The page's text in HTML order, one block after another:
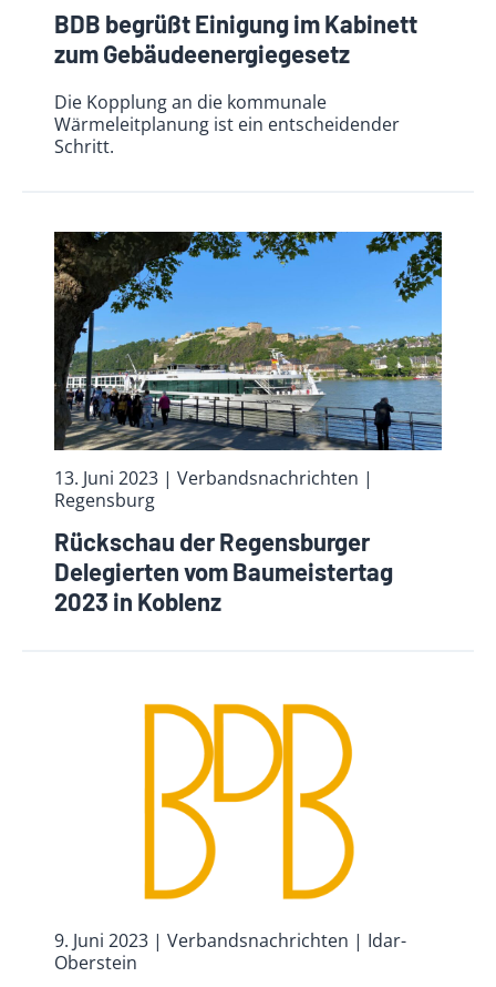
BDB begrüßt Einigung im Kabinett
zum Gebäudeenergiegesetz
Die Kopplung an die kommunale
Wärmeleitplanung ist ein entscheidender
Schritt.
13. Juni 2023 | Verbandsnachrichten |
Regensburg
Rückschau der Regensburger
Delegierten vom Baumeistertag
2023 in Koblenz
9. Juni 2023 | Verbandsnachrichten | Idar-
Oberstein